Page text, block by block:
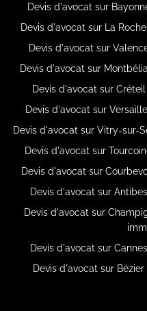
Devis d'avocat sur
Devis d'avocat sur La
Devis d'avocat sur
Devis d'avocat sur
Devis d'avocat sur
Devis d'avocat sur
Devis d'avocat sur Vitry-sur-
Devis d'avocat sur
Devis d'avocat sur
Devis d'avocat sur
Devis d'avocat sur
Devis d'avocat sur
Devis d'avocat sur